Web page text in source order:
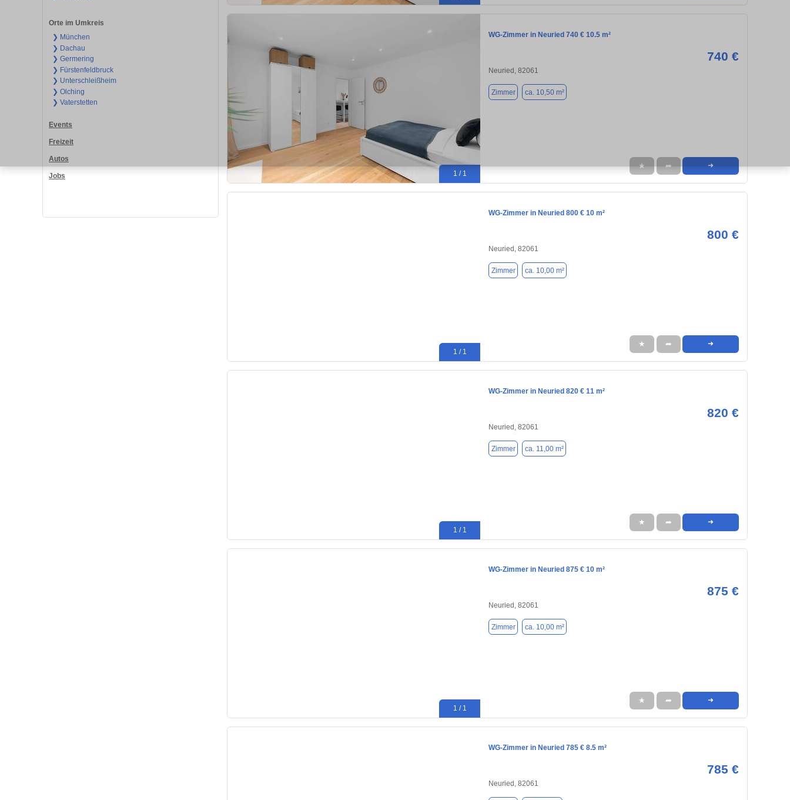
Orte im Umkreis
❯ München
❯ Dachau
❯ Germering
❯ Fürstenfeldbruck
❯ Unterschleißheim
❯ Olching
❯ Vaterstetten
Events
Freizeit
Autos
Jobs 1 / 1
WG-Zimmer in Neuried 740 € 10.5 m²
740 €
Neuried, 82061
Zimmer ca. 10,50 m²
★ ➦ ➜
1 / 1
WG-Zimmer in Neuried 800 € 10 m²
800 €
Neuried, 82061
Zimmer ca. 10,00 m²
★ ➦ ➜
1 / 1
WG-Zimmer in Neuried 820 € 11 m²
820 €
Neuried, 82061
Zimmer ca. 11,00 m²
★ ➦ ➜
1 / 1
WG-Zimmer in Neuried 875 € 10 m²
875 €
Neuried, 82061
Zimmer ca. 10,00 m²
★ ➦ ➜
WG-Zimmer in Neuried 785 € 8.5 m²
785 €
Neuried, 82061